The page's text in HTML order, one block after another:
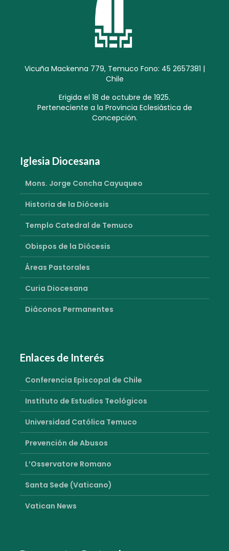
Vicuña Mackenna 779, Temuco Fono: 45 2657381 |
Chile
Erigida el 18 de octubre de 1925.
Perteneciente a la Provincia Eclesiástica de
Concepción.
Iglesia Diocesana
Mons. Jorge Concha Cayuqueo
Historia de la Diócesis
Templo Catedral de Temuco
Obispos de la Diócesis
Áreas Pastorales
Curia Diocesana
Diáconos Permanentes
Enlaces de Interés
Conferencia Episcopal de Chile
Instituto de Estudios Teológicos
Universidad Católica Temuco
Prevención de Abusos
L’Osservatore Romano
Santa Sede (Vaticano)
Vatican News